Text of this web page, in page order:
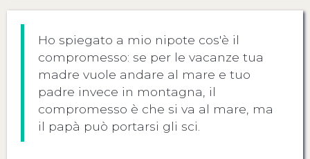
Ho spiegato a mio nipote cos'è il
compromesso: se per le vacanze tua
madre vuole andare al mare e tuo
padre invece in montagna, il
compromesso è che si va al mare, ma
il papà può portarsi gli sci.